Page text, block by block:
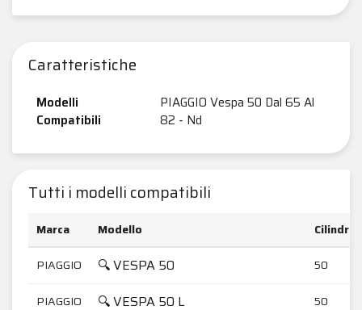
Caratteristiche
Modelli
Compatibili
PIAGGIO Vespa 50 Dal 65 Al
82 - Nd
Tutti i modelli compatibili
Marca Modello
PIAGGIO
🔍 VESPA 50 50
PIAGGIO 🔍 VESPA 50 L 50